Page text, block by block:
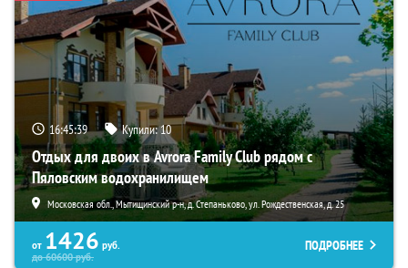
16:45:38 Купили:10
Отдых для двоих в Avrora Family Club рядом с
Пяловским водохранилищем
Московская обл., Мытищинский р-н, д. Степаньково, ул. Рождественская, д. 25
от 1426 руб.
до60600руб.
ПОДРОБНЕЕ